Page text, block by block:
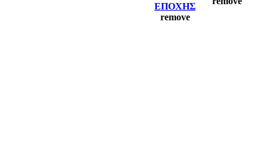
ΕΠΟΧΗΣ
remove